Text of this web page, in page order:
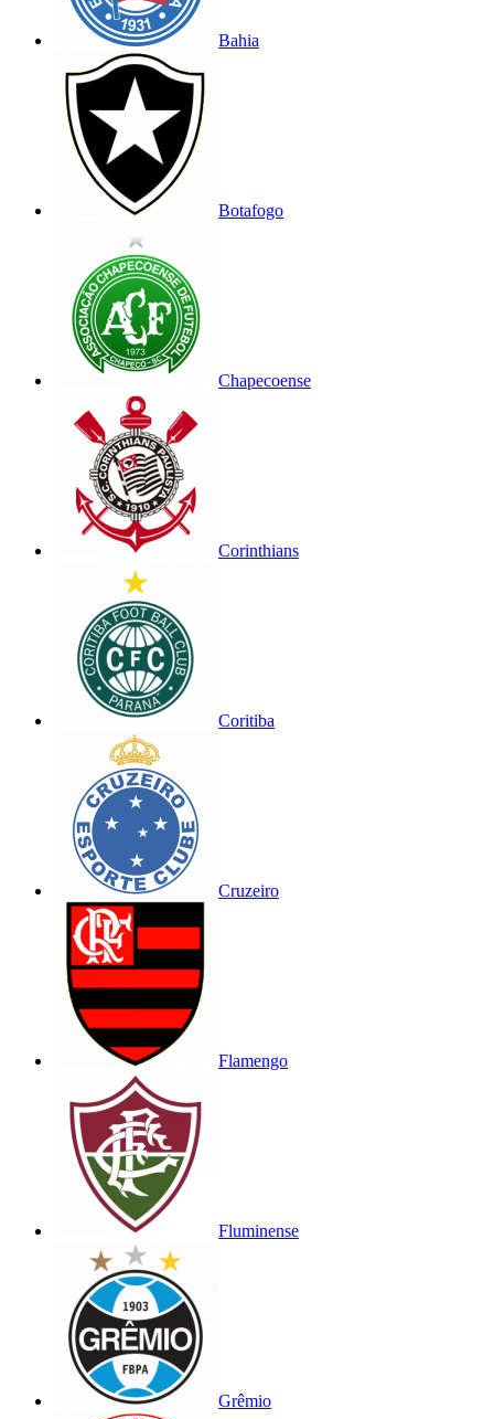
Bahia
Botafogo
Chapecoense
Corinthians
Coritiba
Cruzeiro
Flamengo
Fluminense
Grêmio